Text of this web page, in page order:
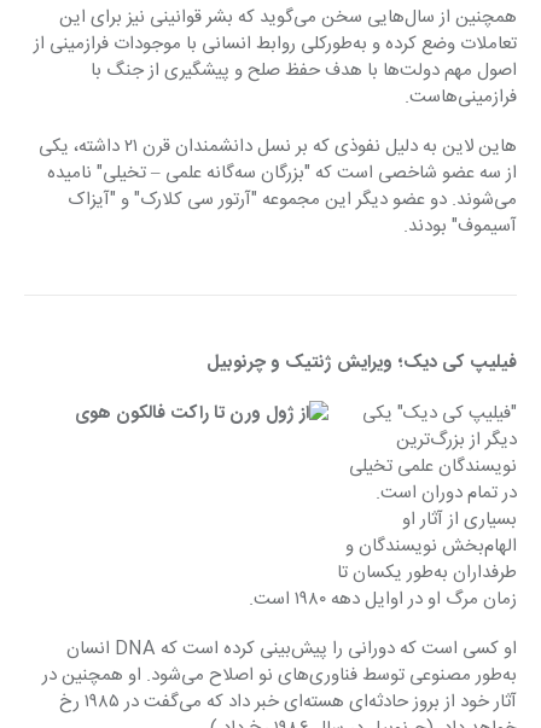
همچنین از سال‌هایی سخن می‌گوید که بشر قوانینی نیز برای این
تعاملات وضع کرده و به‌طورکلی روابط انسانی با موجودات فرازمینی از
اصول مهم دولت‌ها با هدف حفظ صلح و پیشگیری از جنگ با
فرازمینی‌هاست.
هاین لاین به دلیل نفوذی که بر نسل دانشمندان قرن ۲۱ داشته، یکی
از سه عضو شاخصی است که "بزرگان سه‌گانه علمی – تخیلی" نامیده
می‌شوند. دو عضو دیگر این مجموعه "آرتور سی کلارک" و "آیزاک
آسیموف" بودند.
فیلیپ کی دیک؛ ویرایش ژنتیک و چرنوبیل
"فیلیپ کی دیک" یکی
دیگر از بزرگ‌ترین
نویسندگان علمی تخیلی
در تمام دوران است.
بسیاری از آثار او
الهام‌بخش نویسندگان و
طرفداران به‌طور یکسان تا
زمان مرگ او در اوایل دهه ۱۹۸۰ است.
او کسی است که دورانی را پیش‌بینی کرده است که DNA انسان
به‌طور مصنوعی توسط فناوری‌های نو اصلاح می‌شود. او همچنین در
آثار خود از بروز حادثه‌ای هسته‌ای خبر داد که می‌گفت در ۱۹۸۵ رخ